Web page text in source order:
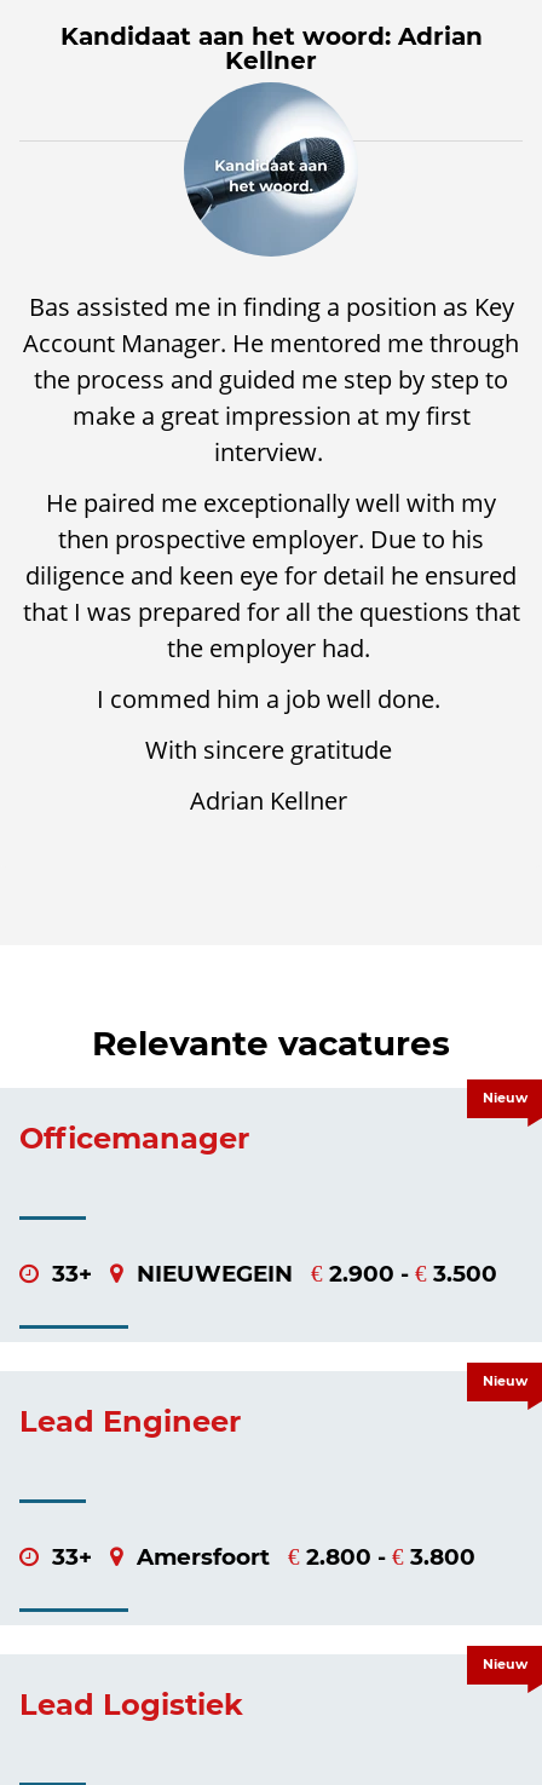
Kandidaat aan het woord: Adrian
Kellner
Bas assisted me in finding a position as Key
Account Manager. He mentored me through
the process and guided me step by step to
make a great impression at my first
interview.
He paired me exceptionally well with my
then prospective employer. Due to his
diligence and keen eye for detail he ensured
that I was prepared for all the questions that
the employer had.
I commed him a job well done.
With sincere gratitude
Adrian Kellner
Relevante vacatures
Officemanager
33+ NIEUWEGEIN € 2.900 - € 3.500
Nieuw
Lead Engineer
33+ Amersfoort € 2.800 - € 3.800
Nieuw
Lead Logistiek
Nieuw